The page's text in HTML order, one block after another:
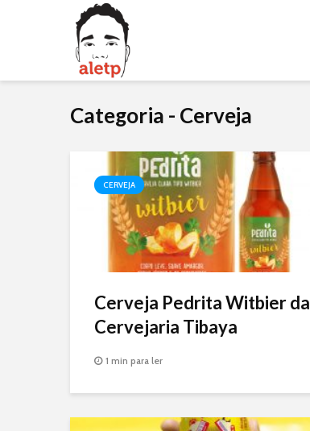
Categoria - Cerveja
CERVEJA
Cerveja Pedrita Witbier da
Cervejaria Tibaya
1 min para ler